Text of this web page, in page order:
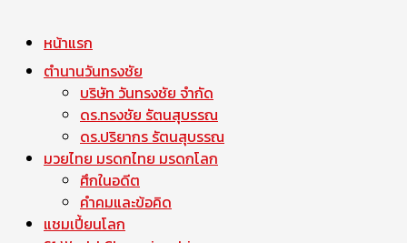
หน้าแรก
ตำนานวันทรงชัย
บริษัท วันทรงชัย จำกัด
ดร.ทรงชัย รัตนสุบรรณ
ดร.ปริยากร รัตนสุบรรณ
มวยไทย มรดกไทย มรดกโลก
ศึกในอดีต
คำคมและข้อคิด
แชมเปี้ยนโลก